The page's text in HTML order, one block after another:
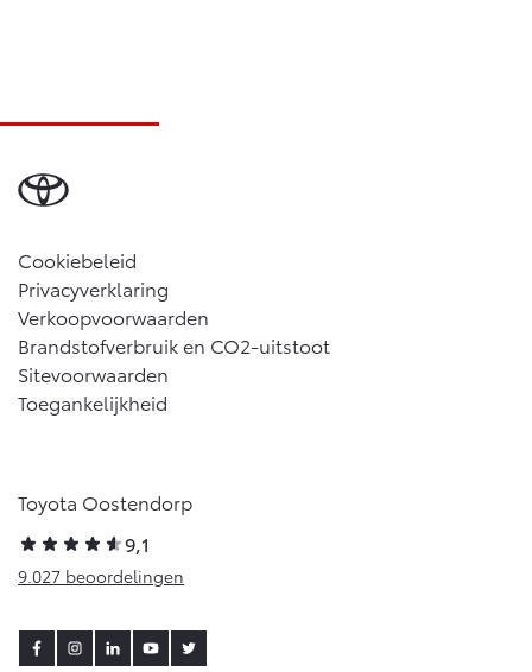
Cookiebeleid
Privacyverklaring
Verkoopvoorwaarden
Brandstofverbruik en CO2-uitstoot
Sitevoorwaarden
Toegankelijkheid
Toyota Oostendorp
9,1
9.027 beoordelingen